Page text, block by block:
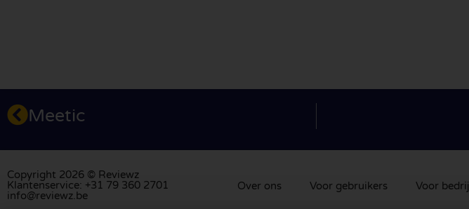
Meetic
Copyright 2026 © Reviewz
Klantenservice: +31 79 360 2701
info@reviewz.be
Over ons Voor gebruikers Voor